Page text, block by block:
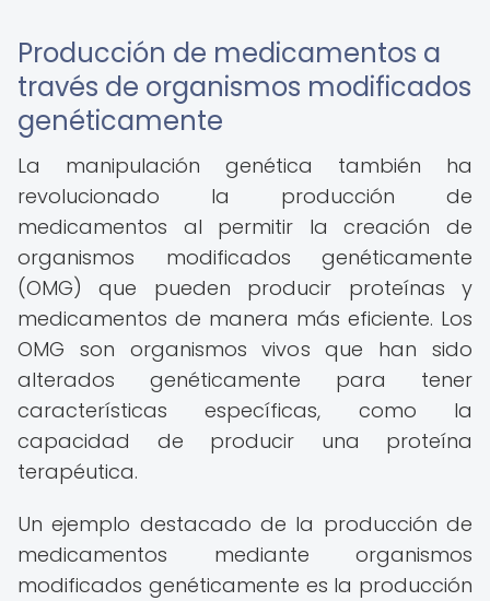
Producción de medicamentos a
través de organismos modificados
genéticamente
La manipulación genética también ha
revolucionado la producción de
medicamentos al permitir la creación de
organismos modificados genéticamente
(OMG) que pueden producir proteínas y
medicamentos de manera más eficiente. Los
OMG son organismos vivos que han sido
alterados genéticamente para tener
características específicas, como la
capacidad de producir una proteína
terapéutica.
Un ejemplo destacado de la producción de
medicamentos mediante organismos
modificados genéticamente es la producción